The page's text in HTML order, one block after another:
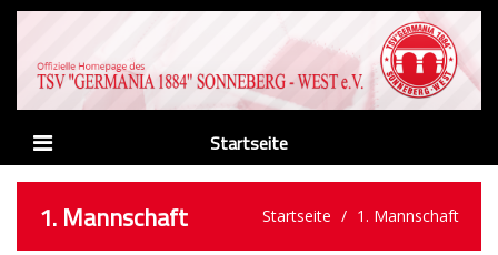
Startseite
News
1. Mannschaft Startseite 1. Mannschaft